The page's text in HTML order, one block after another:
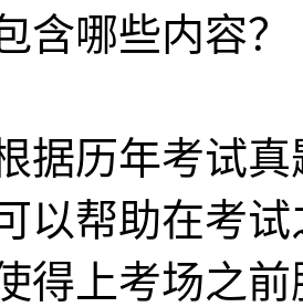
含哪些内容？
据历年考试
以帮助在考
得上考场之